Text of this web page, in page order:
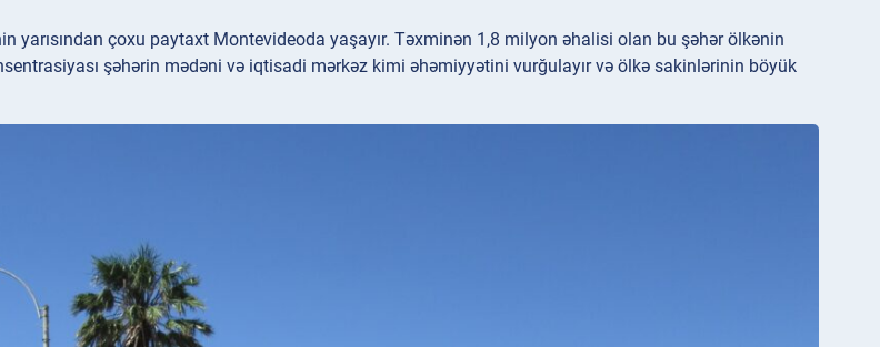
yarısından çoxu paytaxt Montevideoda yaşayır. Təxminən 1,8 milyon əhalisi olan bu şəhər ölkənin
şəhərin mədəni və iqtisadi mərkəz kimi əhəmiyyətini vurğulayır və ölkə sakinlərinin böyük